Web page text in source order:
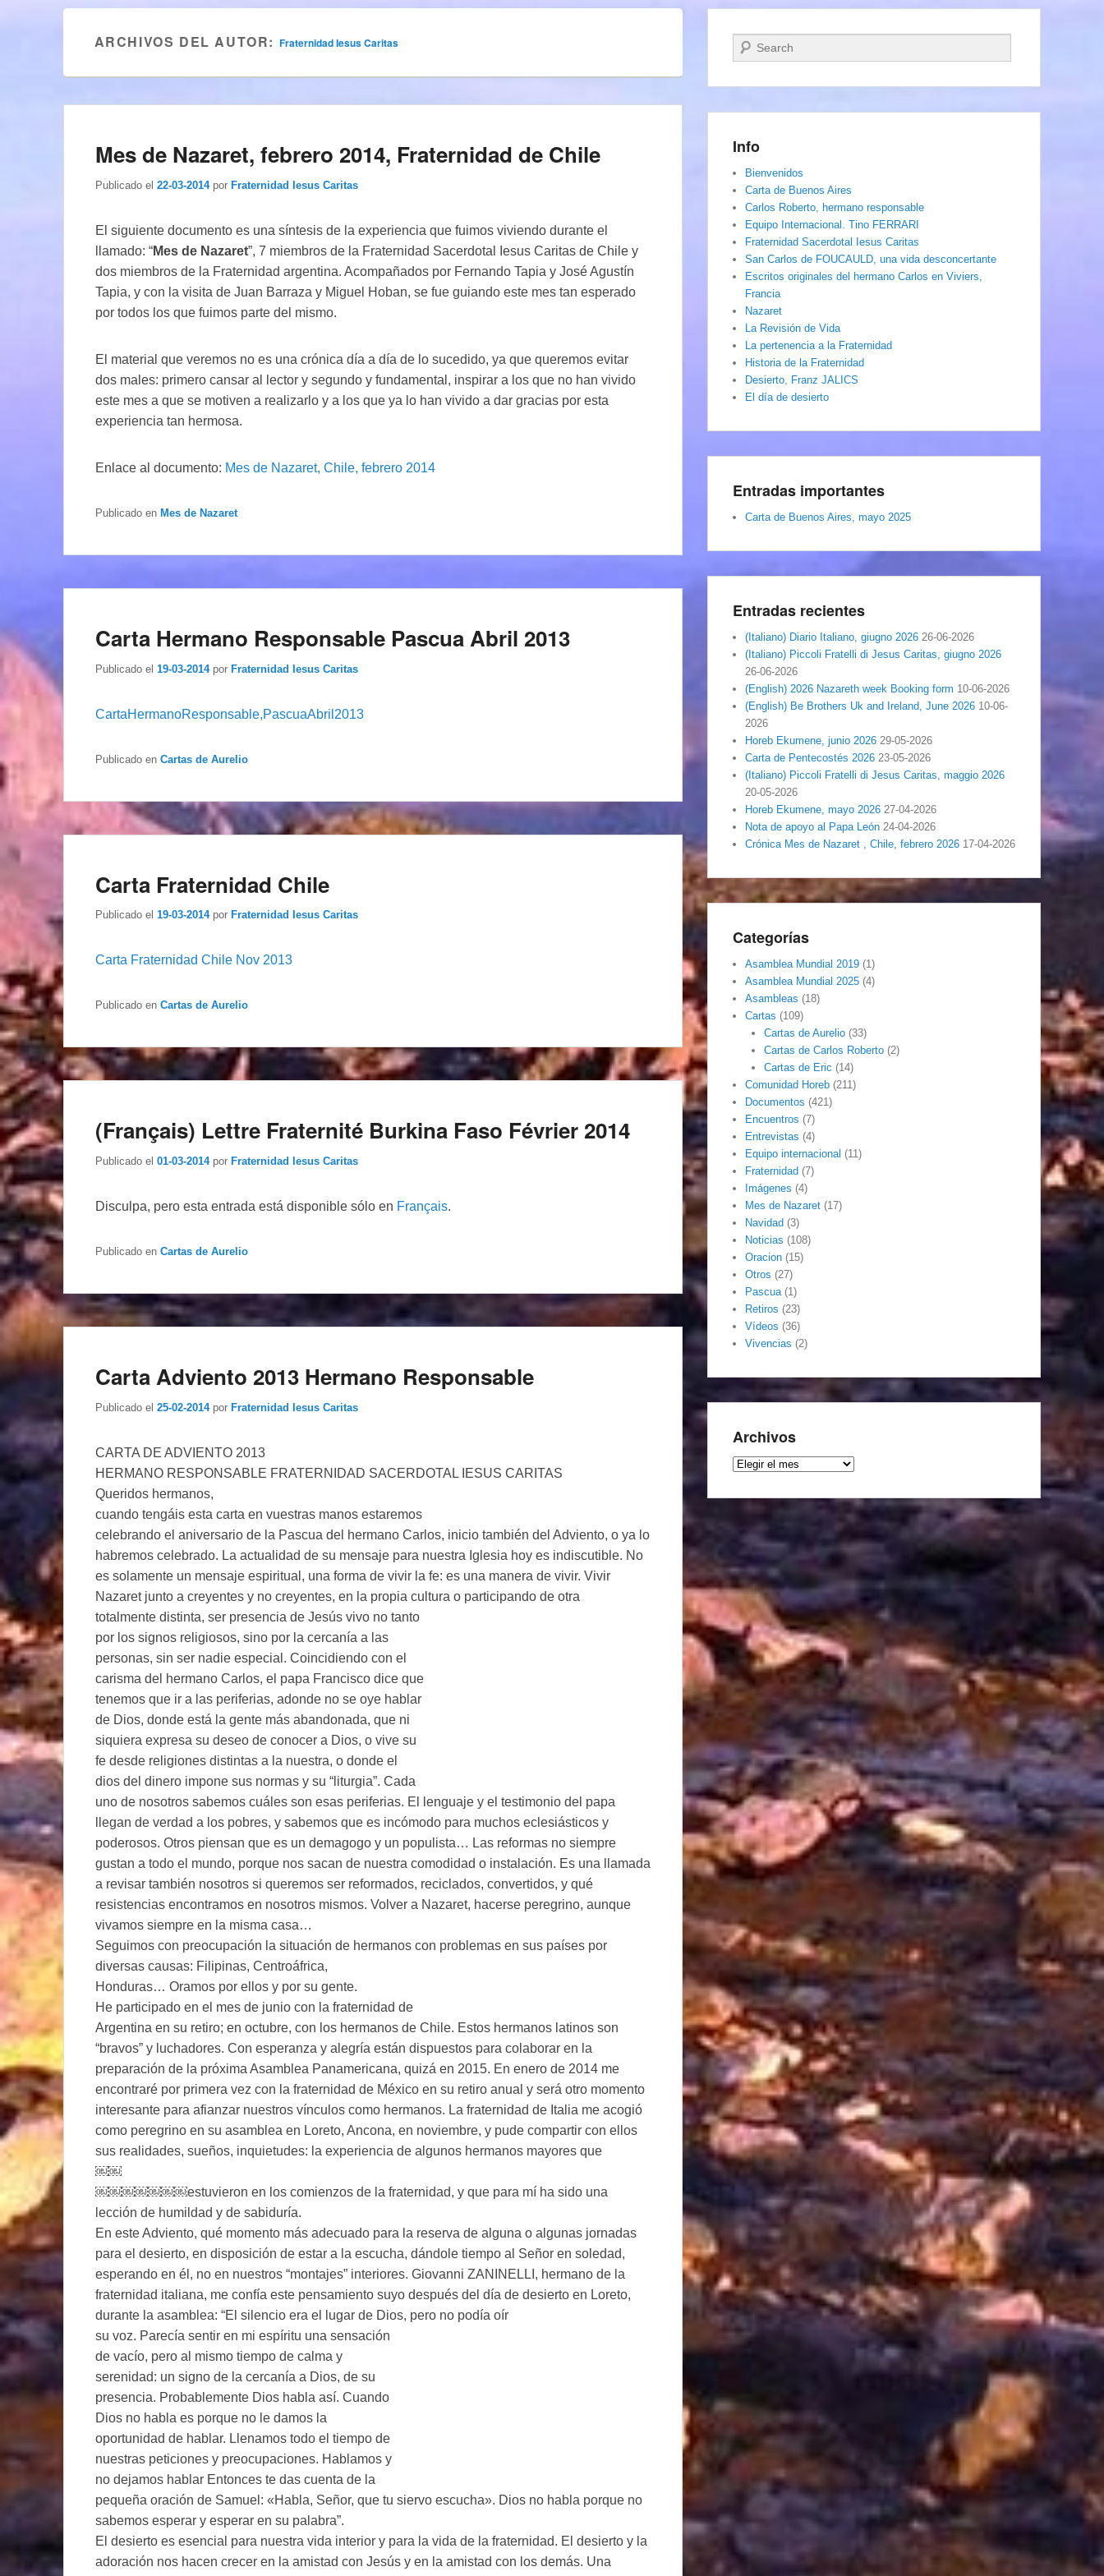
ARCHIVOS DEL AUTOR: Fraternidad Iesus Caritas
Mes de Nazaret, febrero 2014, Fraternidad de Chile
Publicado el 22-03-2014 por Fraternidad Iesus Caritas
El siguiente documento es una síntesis de la experiencia que fuimos viviendo durante el
llamado: “Mes de Nazaret”, 7 miembros de la Fraternidad Sacerdotal Iesus Caritas de Chile y
dos miembros de la Fraternidad argentina. Acompañados por Fernando Tapia y José Agustín
Tapia, y con la visita de Juan Barraza y Miguel Hoban, se fue guiando este mes tan esperado
por todos los que fuimos parte del mismo.
El material que veremos no es una crónica día a día de lo sucedido, ya que queremos evitar
dos males: primero cansar al lector y segundo y fundamental, inspirar a los que no han vivido
este mes a que se motiven a realizarlo y a los que ya lo han vivido a dar gracias por esta
experiencia tan hermosa.
Enlace al documento: Mes de Nazaret, Chile, febrero 2014
Publicado en Mes de Nazaret
Carta Hermano Responsable Pascua Abril 2013
Publicado el 19-03-2014 por Fraternidad Iesus Caritas
CartaHermanoResponsable,PascuaAbril2013
Publicado en Cartas de Aurelio
Carta Fraternidad Chile
Publicado el 19-03-2014 por Fraternidad Iesus Caritas
Carta Fraternidad Chile Nov 2013
Publicado en Cartas de Aurelio
(Français) Lettre Fraternité Burkina Faso Février 2014
Publicado el 01-03-2014 por Fraternidad Iesus Caritas
Disculpa, pero esta entrada está disponible sólo en Français.
Publicado en Cartas de Aurelio
Carta Adviento 2013 Hermano Responsable
Publicado el 25-02-2014 por Fraternidad Iesus Caritas
CARTA DE ADVIENTO 2013
HERMANO RESPONSABLE FRATERNIDAD SACERDOTAL IESUS CARITAS
Queridos hermanos,
cuando tengáis esta carta en vuestras manos estaremos
celebrando el aniversario de la Pascua del hermano Carlos, inicio también del Adviento, o ya lo
habremos celebrado. La actualidad de su mensaje para nuestra Iglesia hoy es indiscutible. No
es solamente un mensaje espiritual, una forma de vivir la fe: es una manera de vivir. Vivir
Nazaret junto a creyentes y no creyentes, en la propia cultura o participando de otra
totalmente distinta, ser presencia de Jesús vivo no tanto
por los signos religiosos, sino por la cercanía a las
personas, sin ser nadie especial. Coincidiendo con el
carisma del hermano Carlos, el papa Francisco dice que
tenemos que ir a las periferias, adonde no se oye hablar
de Dios, donde está la gente más abandonada, que ni
siquiera expresa su deseo de conocer a Dios, o vive su
fe desde religiones distintas a la nuestra, o donde el
dios del dinero impone sus normas y su “liturgia”. Cada
uno de nosotros sabemos cuáles son esas periferias. El lenguaje y el testimonio del papa
llegan de verdad a los pobres, y sabemos que es incómodo para muchos eclesiásticos y
poderosos. Otros piensan que es un demagogo y un populista… Las reformas no siempre
gustan a todo el mundo, porque nos sacan de nuestra comodidad o instalación. Es una llamada
a revisar también nosotros si queremos ser reformados, reciclados, convertidos, y qué
resistencias encontramos en nosotros mismos. Volver a Nazaret, hacerse peregrino, aunque
vivamos siempre en la misma casa…
Seguimos con preocupación la situación de hermanos con problemas en sus países por
diversas causas: Filipinas, Centroáfrica,
Honduras… Oramos por ellos y por su gente.
He participado en el mes de junio con la fraternidad de
Argentina en su retiro; en octubre, con los hermanos de Chile. Estos hermanos latinos son
“bravos” y luchadores. Con esperanza y alegría están dispuestos para colaborar en la
preparación de la próxima Asamblea Panamericana, quizá en 2015. En enero de 2014 me
encontraré por primera vez con la fraternidad de México en su retiro anual y será otro momento
interesante para afianzar nuestros vínculos como hermanos. La fraternidad de Italia me acogió
como peregrino en su asamblea en Loreto, Ancona, en noviembre, y pude compartir con ellos
sus realidades, sueños, inquietudes: la experiencia de algunos hermanos mayores que
￼￼
￼￼￼￼￼￼￼estuvieron en los comienzos de la fraternidad, y que para mí ha sido una
lección de humildad y de sabiduría.
En este Adviento, qué momento más adecuado para la reserva de alguna o algunas jornadas
para el desierto, en disposición de estar a la escucha, dándole tiempo al Señor en soledad,
esperando en él, no en nuestros “montajes” interiores. Giovanni ZANINELLI, hermano de la
fraternidad italiana, me confía este pensamiento suyo después del día de desierto en Loreto,
durante la asamblea: “El silencio era el lugar de Dios, pero no podía oír
su voz. Parecía sentir en mi espíritu una sensación
de vacío, pero al mismo tiempo de calma y
serenidad: un signo de la cercanía a Dios, de su
presencia. Probablemente Dios habla así. Cuando
Dios no habla es porque no le damos la
oportunidad de hablar. Llenamos todo el tiempo de
nuestras peticiones y preocupaciones. Hablamos y
no dejamos hablar Entonces te das cuenta de la
pequeña oración de Samuel: «Habla, Señor, que tu siervo escucha». Dios no habla porque no
sabemos esperar y esperar en su palabra”.
El desierto es esencial para nuestra vida interior y para la vida de la fraternidad. El desierto y la
adoración nos hacen crecer en la amistad con Jesús y en la amistad con los demás. Una
Buscar
Info
Bienvenidos
Carta de Buenos Aires
Carlos Roberto, hermano responsable
Equipo Internacional. Tino FERRARI
Fraternidad Sacerdotal Iesus Caritas
San Carlos de FOUCAULD, una vida desconcertante
Escritos originales del hermano Carlos en Viviers,
Francia
Nazaret
La Revisión de Vida
La pertenencia a la Fraternidad
Historia de la Fraternidad
Desierto, Franz JALICS
El día de desierto
Entradas importantes
Carta de Buenos Aires, mayo 2025
Entradas recientes
(Italiano) Diario Italiano, giugno 2026 26-06-2026
(Italiano) Piccoli Fratelli di Jesus Caritas, giugno 2026
26-06-2026
(English) 2026 Nazareth week Booking form 10-06-2026
(English) Be Brothers Uk and Ireland, June 2026 10-06-
2026
Horeb Ekumene, junio 2026 29-05-2026
Carta de Pentecostés 2026 23-05-2026
(Italiano) Piccoli Fratelli di Jesus Caritas, maggio 2026
20-05-2026
Horeb Ekumene, mayo 2026 27-04-2026
Nota de apoyo al Papa León 24-04-2026
Crónica Mes de Nazaret , Chile, febrero 2026 17-04-2026
Categorías
Asamblea Mundial 2019 (1)
Asamblea Mundial 2025 (4)
Asambleas (18)
Cartas (109)
Cartas de Aurelio(33)
Cartas de Carlos Roberto(2)
Cartas de Eric (14)
Comunidad Horeb (211)
Documentos (421)
Encuentros (7)
Entrevistas (4)
Equipo internacional (11)
Fraternidad (7)
Imágenes (4)
Mes de Nazaret (17)
Navidad (3)
Noticias (108)
Oracion (15)
Otros (27)
Pascua(1)
Retiros (23)
Vídeos (36)
Vivencias (2)
Archivos
Archivos